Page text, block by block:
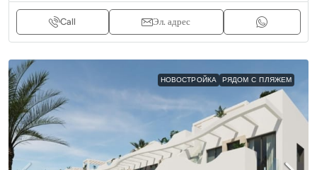
Call Эл. адрес
НОВОСТРОЙКА РЯДОМ С ПЛЯЖЕМ